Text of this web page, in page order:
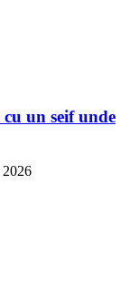
un seif unde
2026